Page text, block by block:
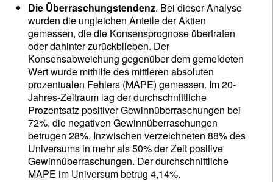
Die Überraschungstendenz. Bei dieser Analyse
wurden die ungleichen Anteile der Aktien
gemessen, die die Konsensprognose übertrafen
oder dahinter zurückblieben. Der
Konsensabweichung gegenüber dem gemeldeten
Wert wurde mithilfe des mittleren absoluten
prozentualen Fehlers (MAPE) gemessen. Im 20-
Jahres-Zeitraum lag der durchschnittliche
Prozentsatz positiver Gewinnüberraschungen bei
72%, die negativen Gewinnüberraschungen
betrugen 28%. Inzwischen verzeichneten 88% des
Universums in mehr als 50% der Zeit positive
Gewinnüberraschungen. Der durchschnittliche
MAPE im Universum betrug 4,14%.